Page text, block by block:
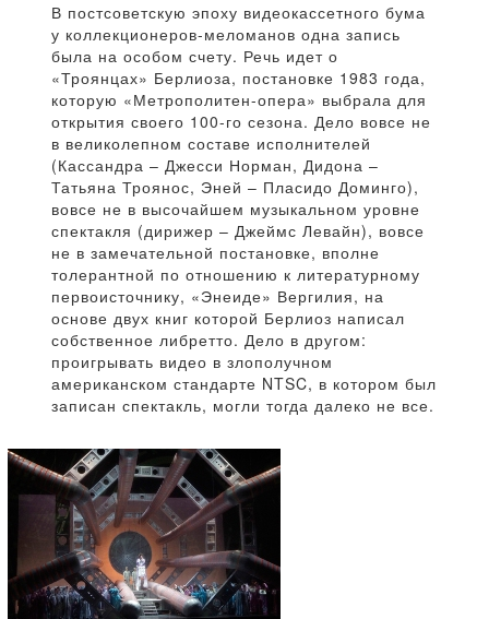
В постсоветскую эпоху видеокассетного бума
у коллекционеров-меломанов одна запись
была на особом счету. Речь идет о
«Троянцах» Берлиоза, постановке 1983 года,
которую «Метрополитен-опера» выбрала для
открытия своего 100-го сезона. Дело вовсе не
в великолепном составе исполнителей
(Кассандра – Джесси Норман, Дидона –
Татьяна Троянос, Эней – Пласидо Доминго),
вовсе не в высочайшем музыкальном уровне
спектакля (дирижер – Джеймс Левайн), вовсе
не в замечательной постановке, вполне
толерантной по отношению к литературному
первоисточнику, «Энеиде» Вергилия, на
основе двух книг которой Берлиоз написал
собственное либретто. Дело в другом:
проигрывать видео в злополучном
американском стандарте NTSC, в котором был
записан спектакль, могли тогда далеко не все.